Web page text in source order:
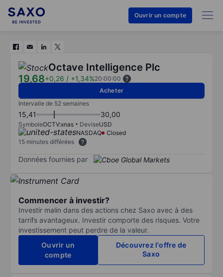
Ouvrir un compte
Octave Intelligence Plc
19,68+0,26 / +1,34%20:00:00
Acheter
Intervalle de 52 semaines
15,41 30,00
SymboleOCTV:xnas DeviseUSD
NASDAQ
Closed
15 minutes différées
Données fournies par
Commencer à investir?
Investir malin dans des actions chez Saxo avec à des
tarrifs avantageux. Investir comporte des risques. Votre
investissement peut perdre de la valeur.
Ouvrir un
compte
Découvrez l'offre de
Saxo